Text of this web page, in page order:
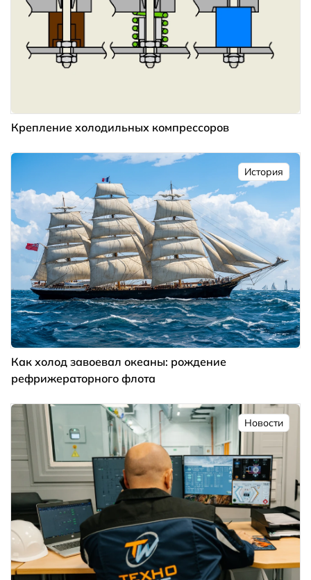
Крепление холодильных компрессоров
История
Как холод завоевал океаны: рождение
рефрижераторного флота
Новости